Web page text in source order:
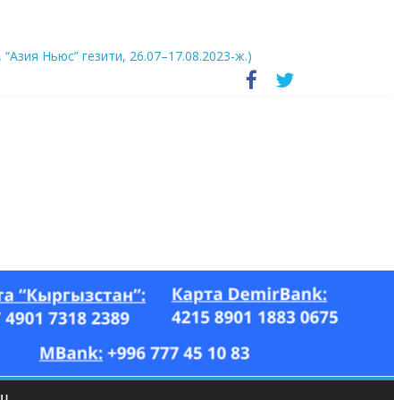
“Азия Ньюс” гезити, 26.07–17.08.2023-ж.)